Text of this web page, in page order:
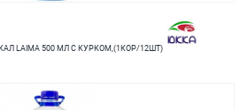
LAIMA 500 МЛ С КУРКОМ,(1КОР/12ШТ)